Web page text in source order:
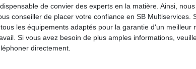
de convier des experts en la matière. Ainsi,
conseiller de placer votre confiance en SB Multiservices.
les équipements adaptés pour la garantie d'un meilleur
Si vous avez besoin de plus amples informations,
directement.